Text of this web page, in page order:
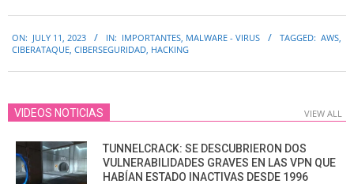
07-
ON: JULY 11, 2023 IN: IMPORTANTES MALWARE - VIRUS TAGGED: AWS
CIBERATAQUE CIBERSEGURIDAD HACKING
VIDEOS NOTICIAS VIEW ALL
TUNNELCRACK: SE DESCUBRIERON DOS
VULNERABILIDADES GRAVES EN LAS VPN QUE
HABÍAN ESTADO INACTIVAS DESDE 1996